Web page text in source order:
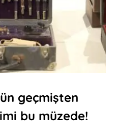
geçmişten
bu müzede!